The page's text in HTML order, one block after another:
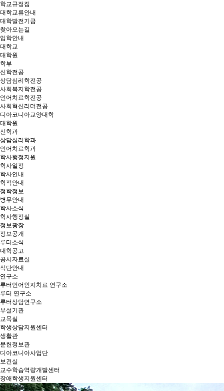
학교규정집
대학교류안내
대학발전기금
찾아오는길
입학안내
대학교
대학원
학부
신학전공
상담심리학전공
사회복지학전공
언어치료학전공
사회혁신리더전공
디아코니아교양대학
대학원
신학과
상담심리학과
언어치료학과
학사행정지원
학사일정
학사안내
학적안내
정학정보
병무안내
학사소식
학사행정실
정보광장
정보공개
루터소식
대학공고
공시자료실
식단안내
연구소
루터언어인지치료 연구소
루터 연구소
루터상담연구소
부설기관
교목실
학생상담지원센터
생활관
문헌정보관
디아코니아사업단
보건실
교수학습역량개발센터
장애학생지원센터
학사일정